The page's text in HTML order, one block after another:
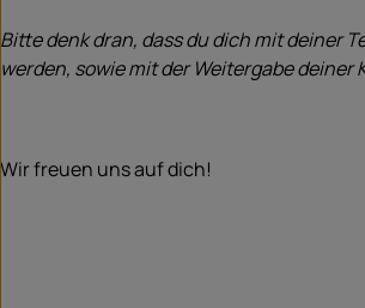
Bitte denk dran, dass du dich mit deiner
werden, sowie mit der Weitergabe
Wir freuen uns auf dich!